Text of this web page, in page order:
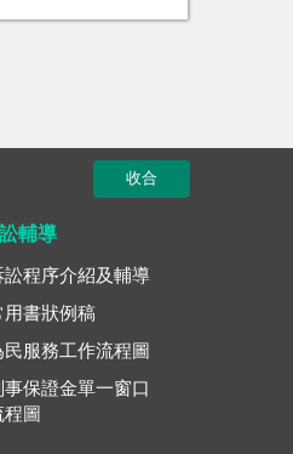
收合
輔導
訟程序介紹及輔導
用書狀例稿
民服務工作流程圖
事保證金單一窗口
程圖